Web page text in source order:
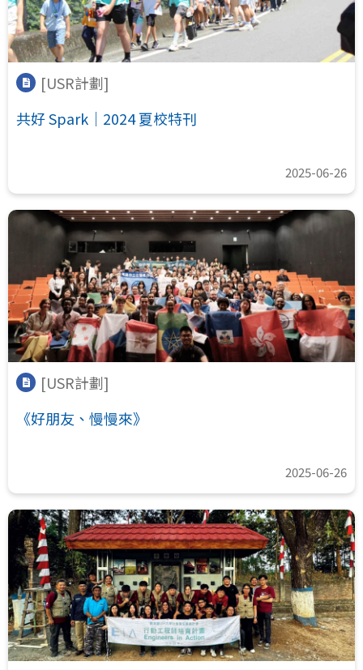
[USR計劃]
共好 Spark｜2024 夏校特刊
2025-06-26
[USR計劃]
《好朋友、慢慢來》
2025-06-26